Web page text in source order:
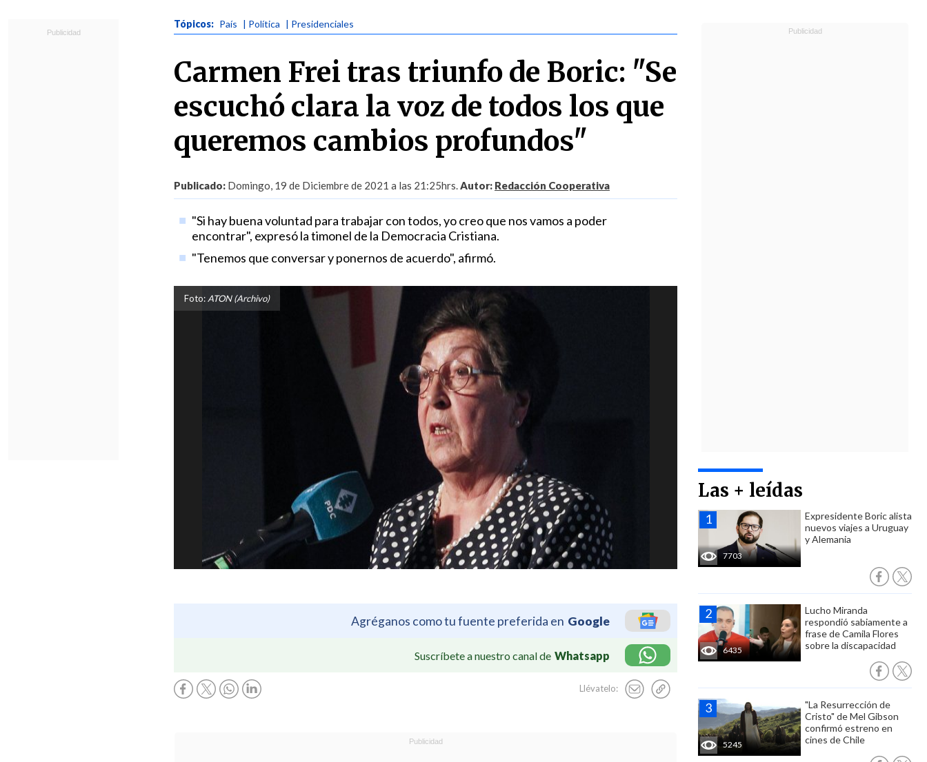
Tópicos: País | Política | Presidenciales
Carmen Frei tras triunfo de Boric: "Se
escuchó clara la voz de todos los que
queremos cambios profundos"
Publicado: Domingo, 19 de Diciembre de 2021 a las 21:25hrs.Autor: Redacción Cooperativa
"Si hay buena voluntad para trabajar con todos, yo creo que nos vamos a poder
encontrar", expresó la timonel de la Democracia Cristiana.
"Tenemos que conversar y ponernos de acuerdo", afirmó.
Foto: ATON (Archivo)
Agréganos como tu fuente preferida en Google
Suscríbete a nuestro canal de Whatsapp
Llévatelo:
Las + leídas
7703
Expresidente Boric alista
nuevos viajes a Uruguay
y Alemania
6435
Lucho Miranda
respondió sabiamente a
frase de Camila Flores
sobre la discapacidad
5245
"La Resurrección de
Cristo" de Mel Gibson
confirmó estreno en
cines de Chile